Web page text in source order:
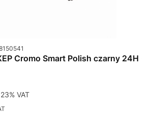
Cromo Smart Polish czarny 24H
VAT
23% VAT